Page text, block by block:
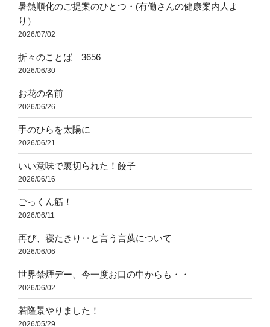
暑熱順化のご提案のひとつ・(有働さんの健康案内人よ
り）
2026/07/02
折々のことば 3656
2026/06/30
お花の名前
2026/06/26
手のひらを太陽に
2026/06/21
いい意味で裏切られた！餃子
2026/06/16
ごっくん筋！
2026/06/11
再び、寝たきり‥と言う言葉について
2026/06/06
世界禁煙デー、今一度お口の中からも・・
2026/06/02
若隆景やりました！
2026/05/29